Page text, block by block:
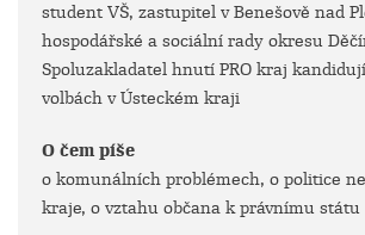
student VŠ, zastupitel v Benešově nad
hospodářské a sociální rady okresu
Spoluzakladatel hnutí PRO kraj
volbách v Ústeckém kraji
O čem píše
o komunálních problémech, o politice
kraje, o vztahu občana k právnímu státu